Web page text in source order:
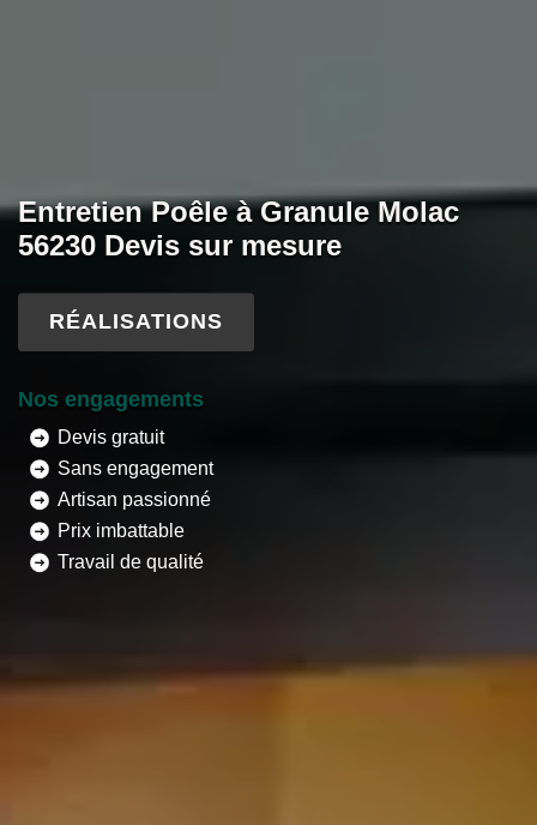
Entretien Poêle à Granule Molac
56230 Devis sur mesure
RÉALISATIONS
Nos engagements
Devis gratuit
Sans engagement
Artisan passionné
Prix imbattable
Travail de qualité